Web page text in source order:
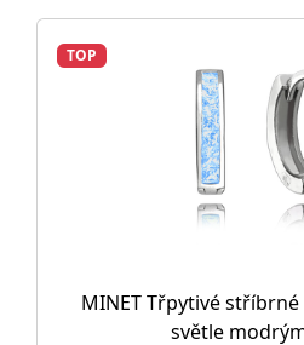
TOP
MINET Třpytivé
světle